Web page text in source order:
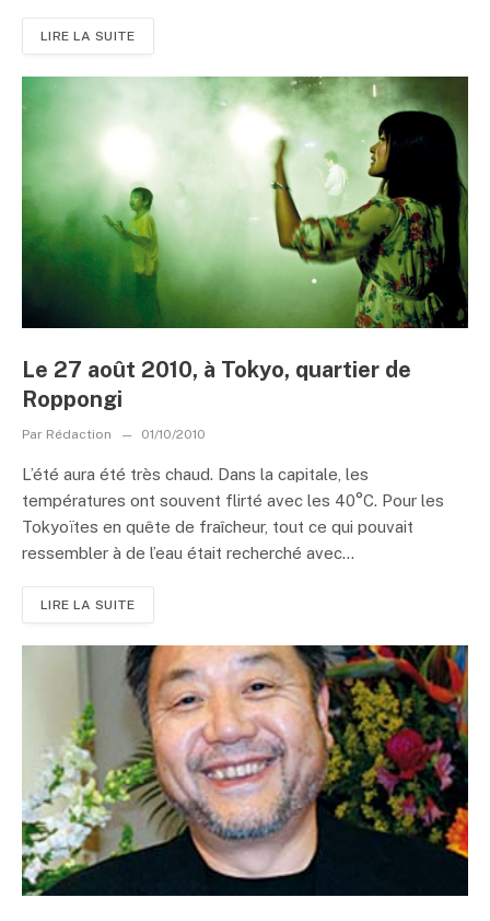
LIRE LA SUITE
Le 27 août 2010, à Tokyo, quartier de
Roppongi
Par Rédaction 01/10/2010
L’été aura été très chaud. Dans la capitale, les
températures ont souvent flirté avec les 40°C. Pour les
Tokyoïtes en quête de fraîcheur, tout ce qui pouvait
ressembler à de l’eau était recherché avec...
LIRE LA SUITE